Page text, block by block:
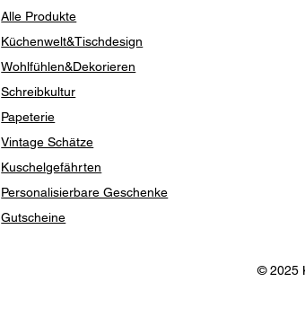
Alle Produkte
Küchenwelt&Tischdesign
Wohlfühlen&Dekorieren
Schreibkultur
Papeterie
Vintage Schätze
Kuschelgefährten
Personalisierbare Geschenke
Gutscheine
© 2025